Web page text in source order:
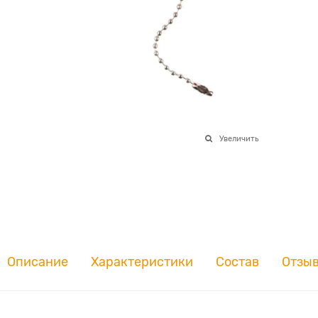
Увеличить
Описание Характеристики Состав